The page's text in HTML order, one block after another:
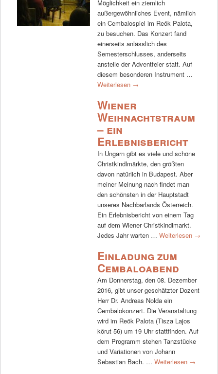
Möglichkeit ein ziemlich
außergewöhnliches Event, nämlich
ein Cembalospiel im Reök Palota,
zu besuchen. Das Konzert fand
einerseits anlässlich des
Semesterschlusses, anderseits
anstelle der Adventfeier statt. Auf
diesem besonderen Instrument …
Weiterlesen →
Wiener
Weihnachtstraum
– ein
Erlebnisbericht
In Ungarn gibt es viele und schöne
Christkindlmärkte, den größten
davon natürlich in Budapest. Aber
meiner Meinung nach findet man
den schönsten in der Hauptstadt
unseres Nachbarlands Österreich.
Ein Erlebnisbericht von einem Tag
auf dem Wiener Christkindlmarkt.
Jedes Jahr warten … Weiterlesen →
Einladung zum
Cembaloabend
Am Donnerstag, den 08. Dezember
2016, gibt unser geschätzter Dozent
Herr Dr. Andreas Nolda ein
Cembalokonzert. Die Veranstaltung
wird im Reök Palota (Tisza Lajos
körut 56) um 19 Uhr stattfinden. Auf
dem Programm stehen Tanzstücke
und Variationen von Johann
Sebastian Bach. … Weiterlesen →